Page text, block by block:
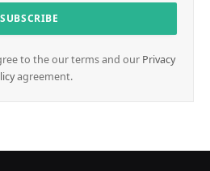
to the our terms and our Privacy
agreement.